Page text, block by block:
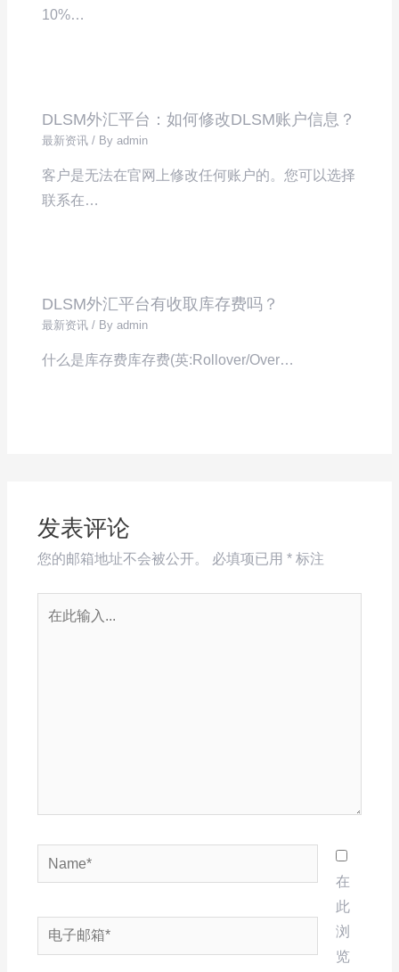
10%…
DLSM外汇平台：如何修改DLSM账户信息？
最新资讯 / Byadmin
客户是无法在官网上修改任何账户的。您可以选择
联系在…
DLSM外汇平台有收取库存费吗？
最新资讯 / Byadmin
什么是库存费库存费(英:Rollover/Over…
发表评论
您的邮箱地址不会被公开。 必填项已用 *标注
Name*
电
子
在
此
浏
览